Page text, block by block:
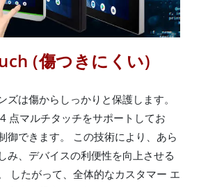
(傷つきにくい)
ズは傷からしっかりと保護します。
点マルチタッチをサポートしてお
御できます。 この技術により、あら
み、デバイスの利便性を向上させる
したがって、全体的なカスタマー エ